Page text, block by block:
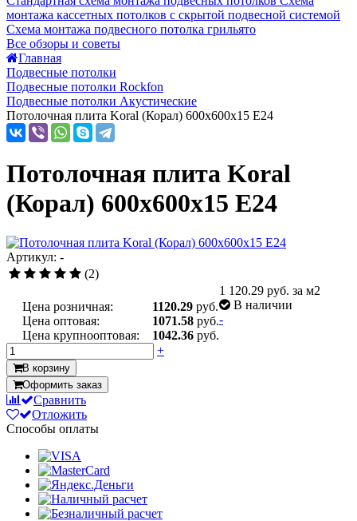
монтажа кассетных потолков с скрытой подвесной системой
Схема монтажа подвесного потолка грильято
Все обзоры и советы
Главная
Подвесные потолки
Подвесные потолки Rockfon
Подвесные потолки Акустические
Потолочная плита Koral (Корал) 600x600x15 E24
Потолочная плита Koral
(Корал) 600x600x15 E24
Артикул: -
(2)
Цена розничная: 1120.29 руб.
Цена оптовая:
1071.58 руб.
Цена крупнооптовая:
1042.36 руб.
1 120.29 руб. за м2
В наличии
-
+
В корзину
Оформить заказ
Сравнить
Отложить
Способы оплаты